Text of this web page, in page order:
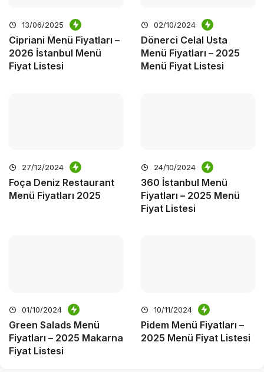
13/06/2025
Cipriani Menü Fiyatları –
2026 İstanbul Menü
Fiyat Listesi
02/10/2024
Dönerci Celal Usta
Menü Fiyatları – 2025
Menü Fiyat Listesi
27/12/2024
Foça Deniz Restaurant
Menü Fiyatları 2025
24/10/2024
360 İstanbul Menü
Fiyatları – 2025 Menü
Fiyat Listesi
01/10/2024
Green Salads Menü
Fiyatları – 2025 Makarna
Fiyat Listesi
10/11/2024
Pidem Menü Fiyatları –
2025 Menü Fiyat Listesi